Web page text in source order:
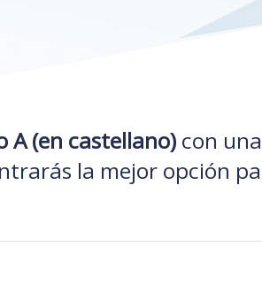
A (en castellano) con
la mejor opción